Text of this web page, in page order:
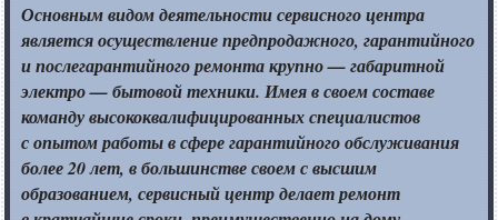
Основным видом деятельности сервисного центра
является осуществление предпродажного, гарантийного
и послегарантийногоремонтакрупно —габаритной
электро —бытовой техники.Имея в своемсоставе
команду высококвалифицированных специалистов
с опытомработыв сферегарантийного обслуживания
более20 лет, в большинствесвоемс высшим
образованием, сервисный центр делает ремонт